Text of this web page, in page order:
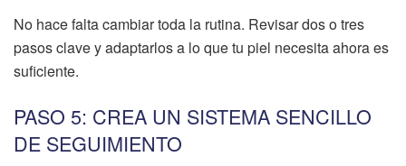
No hace falta cambiar toda la rutina. Revisar dos o tres
pasos clave y adaptarlos a lo que tu piel necesita ahora es
suficiente.
PASO 5: CREA UN SISTEMA SENCILLO
DE SEGUIMIENTO